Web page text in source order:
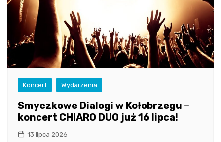
Koncert Wydarzenia
Smyczkowe Dialogi w Kołobrzegu –
koncert CHIARO DUO już 16 lipca!
13 lipca 2026